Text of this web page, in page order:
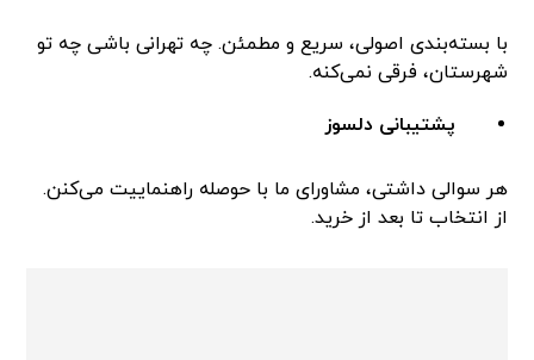
با بسته‌بندی اصولی، سریع و مطمئن. چه تهرانی باشی چه تو
شهرستان، فرقی نمی‌کنه.
پشتیبانی دلسوز
هر سوالی داشتی، مشاورای ما با حوصله راهنماییت می‌کنن.
از انتخاب تا بعد از خرید.